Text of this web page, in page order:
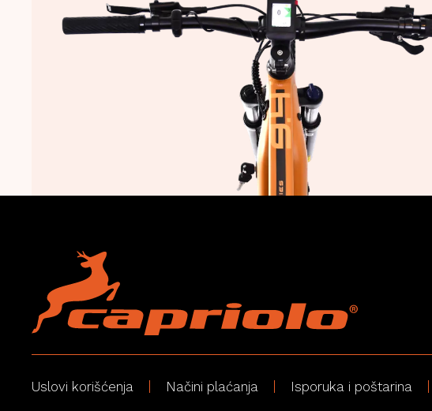
Uslovi korišćenja Načini plaćanja Isporuka i poštarina